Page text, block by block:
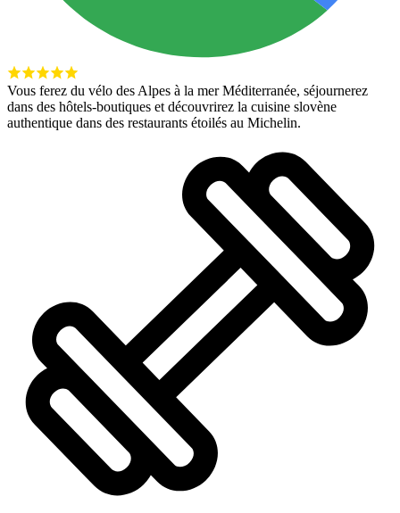
Vous ferez du vélo des Alpes à la mer Méditerranée, séjournerez
dans des hôtels-boutiques et découvrirez la cuisine slovène
authentique dans des restaurants étoilés au Michelin.